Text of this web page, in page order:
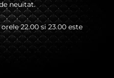
neuitat.
22.00 si 23.00 este